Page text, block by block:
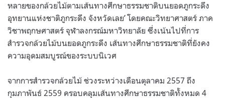
หลายของกล้วยไม้ตามเส้นทางศึกษาธรรมชาติบนยอดภูกระดึง
อุทยานแห่งชาติภูกระดึง จังหวัดเลย’ โดยคณะวิทยาศาสตร์ ภาค
วิชาพฤกษศาสตร์ จุฬาลงกรณ์มหาวิทยาลัย ซึ่งเน้นไปที่การ
สำรวจกล้วยไม้บนยอดภูกระดึง เส้นทางศึกษาธรรมชาติที่ยังคง
ความอุดมสมบูรณ์ของระบบนิเวศ
จากการสำรวจกล้วยไม้ ช่วงระหว่างเดือนตุลาคม 2557 ถึง
กุมภาพันธ์ 2559 ครอบคลุมเส้นทางศึกษาธรรมชาติทั้งหมด 4